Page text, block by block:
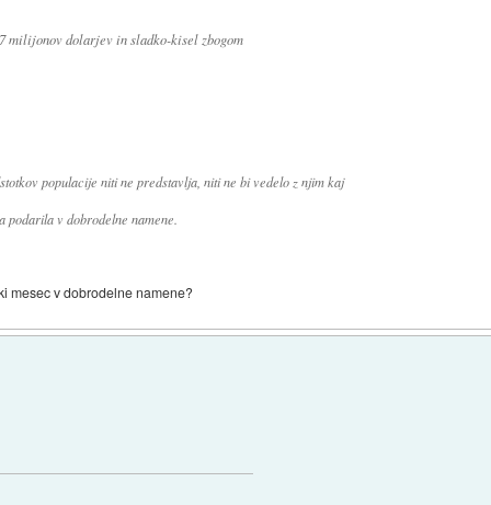
milijonov dolarjev in sladko-kisel zbogom
populacije niti ne predstavlja, niti ne bi vedelo z njim kaj
v dobrodelne namene.
mesec v dobrodelne namene?